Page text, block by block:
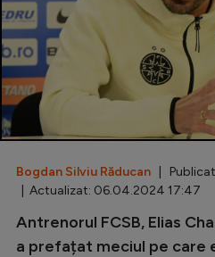
Echipa
Fotbal feminin
Special
Diverse
Inedit
Bogdan Silviu Răducan |
| Actualizat: 06.04.2024 17:47
Antrenorul FCSB, Elias
a prefațat meciul pe care